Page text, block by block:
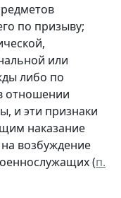
по призыву;
или
либо по
отношении
и эти признаки
наказание
возбуждение
(п.